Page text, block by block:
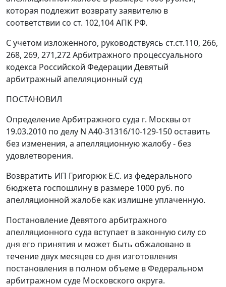
которая подлежит возврату заявителю в
соответствии со ст. 102,104АПК РФ.
С учетом изложенного, руководствуясь ст.ст.110, 266,
268, 269, 271,272Арбитражного процессуального
кодекса Российской Федерации Девятый
арбитражный апелляционный суд
ПОСТАНОВИЛ
Определение Арбитражного суда г. Москвы от
19.03.2010 по делу N А40-31316/10-129-150 оставить
без изменения, а апелляционную жалобу - без
удовлетворения.
Возвратить ИП Григорюк Е.С. из федерального
бюджета госпошлину в размере 1000 руб. по
апелляционной жалобе как излишне уплаченную.
Постановление Девятого арбитражного
апелляционного суда вступает в законную силу со
дня его принятия и может быть обжаловано в
течение двух месяцев со дня изготовления
постановления в полном объеме в Федеральном
арбитражном суде Московского округа.